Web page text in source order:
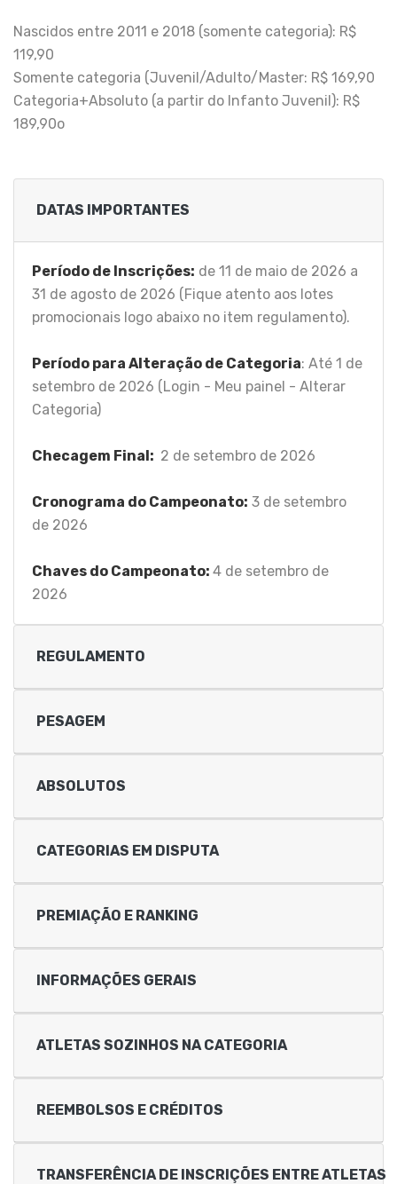
Nascidos entre 2011 e 2018 (somente categoria): R$
119,90
Somente categoria (Juvenil/Adulto/Master: R$ 169,90
Categoria+Absoluto (a partir do Infanto Juvenil): R$
189,90o
DATAS IMPORTANTES
Período de Inscrições: de 11 de maio de 2026 a
31 de agosto de 2026 (Fique atento aos lotes
promocionais logo abaixo no item regulamento).
Período para Alteração de Categoria: Até 1 de
setembro de 2026 (Login - Meu painel - Alterar
Categoria)
Checagem Final: 2 de setembro de 2026
Cronograma do Campeonato: 3 de setembro
de 2026
Chaves do Campeonato: 4 de setembro de
2026
REGULAMENTO
PESAGEM
ABSOLUTOS
CATEGORIAS EM DISPUTA
PREMIAÇÃO E RANKING
INFORMAÇÕES GERAIS
ATLETAS SOZINHOS NA CATEGORIA
REEMBOLSOS E CRÉDITOS
TRANSFERÊNCIA DE INSCRIÇÕES ENTRE ATLETAS